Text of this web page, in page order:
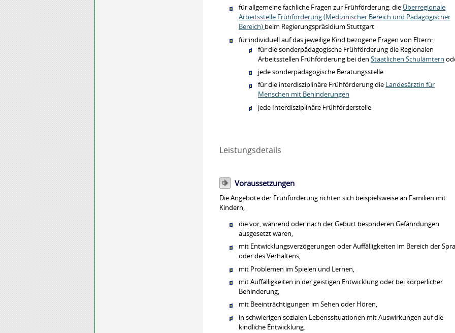
für allgemeine fachliche Fragen zur Frühförderung: die Überregionale
Arbeitsstelle Frühförderung (Medizinischer Bereich und Pädagogischer
Bereich) beim Regierungspräsidium Stuttgart
für individuell auf das jeweilige Kind bezogene Fragen von Eltern:
für die sonderpädagogische Frühförderung die Regionalen
Arbeitsstellen Frühförderung bei denStaatlichen Schulämtern
jede sonderpädagogische Beratungsstelle
für die interdisziplinäre Frühförderung die Landesärztin für
Menschen mit Behinderungen
jede Interdisziplinäre Frühförderstelle
Leistungsdetails
Voraussetzungen
Die Angebote der Frühförderung richten sich beispielsweise an Familien mit
Kindern,
die vor, während oder nach der Geburt besonderen Gefährdungen
ausgesetzt waren,
mit Entwicklungsverzögerungen oder Auffälligkeiten im Bereich der
oder des Verhaltens,
mit Problemen im Spielen und Lernen,
mit Auffälligkeiten in der geistigen Entwicklung oder bei körperlicher
Behinderung,
mit Beeinträchtigungen im Sehen oder Hören,
in schwierigen sozialen Lebenssituationen mit Auswirkungen auf die
kindliche Entwicklung.